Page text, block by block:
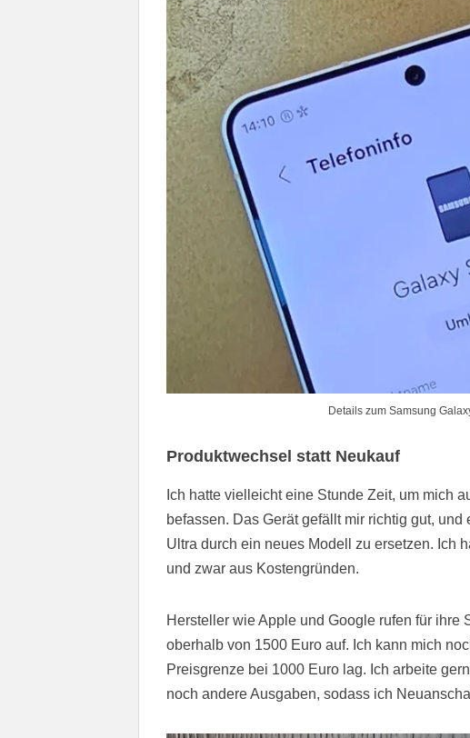
Details zum Samsung
Produktwechsel statt Neukauf
Ich hatte vielleicht eine Stunde Zeit, um mich
befassen. Das Gerät gefällt mir richtig gut,
Ultra durch ein neues Modell zu ersetzen. Ich
und zwar aus Kostengründen.
Hersteller wie Apple und Google rufen für
oberhalb von 1500 Euro auf. Ich kann mich
Preisgrenze bei 1000 Euro lag. Ich arbeite
noch andere Ausgaben, sodass ich